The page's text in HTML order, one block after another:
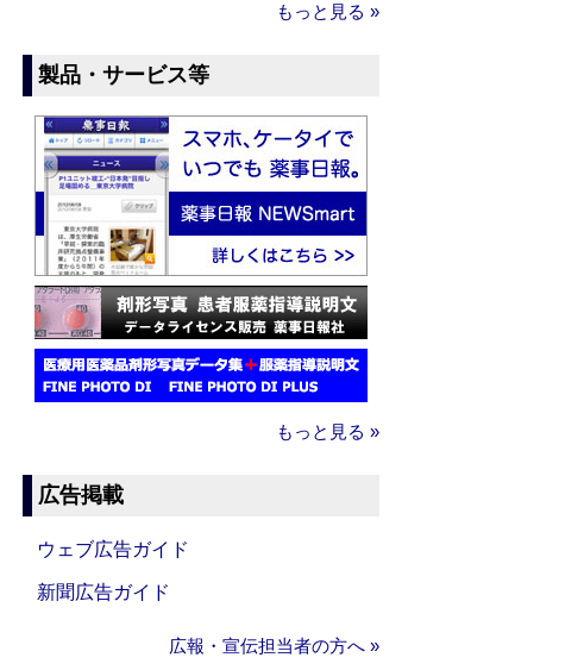
もっと見る »
製品・サービス等
もっと見る »
広告掲載
ウェブ広告ガイド
新聞広告ガイド
広報・宣伝担当者の方へ »